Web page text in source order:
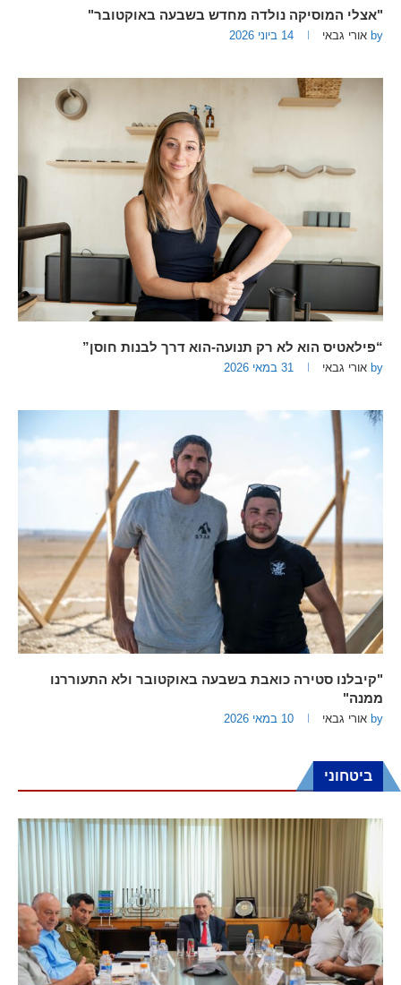
"אצלי המוסיקה נולדה מחדש בשבעה באוקטובר"
by אורי גבאי 14 ביוני 2026
“פילאטיס הוא לא רק תנועה-הוא דרך לבנות חוסן”
by אורי גבאי 31 במאי 2026
"קיבלנו סטירה כואבת בשבעה באוקטובר ולא התעוררנו
ממנה"
by אורי גבאי 10 במאי 2026
ביטחוני